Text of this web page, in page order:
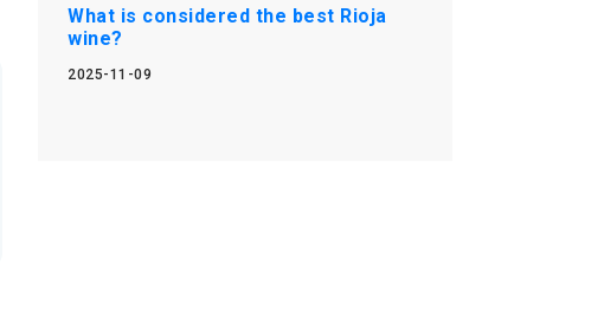
What is considered the best Rioja
wine?
2025-11-09